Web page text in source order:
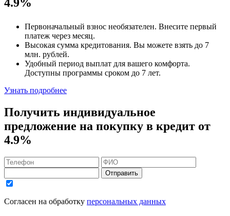
Первоначальный взнос необязателен. Внесите первый
платеж через месяц.
Высокая сумма кредитования. Вы можете взять до 7
млн. рублей.
Удобный период выплат для вашего комфорта.
Доступны программы сроком до 7 лет.
Узнать подробнее
Получить индивидуальное
предложение на покупку в кредит от
4.9%
Отправить
Согласен на обработку персональных данных